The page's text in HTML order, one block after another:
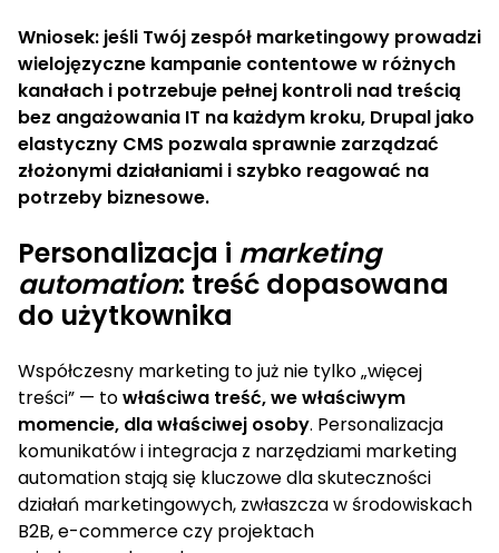
Wniosek: jeśli Twój zespół marketingowy prowadzi
wielojęzyczne kampanie contentowe w różnych
kanałach i potrzebuje pełnej kontroli nad treścią
bez angażowania IT na każdym kroku, Drupal jako
elastyczny CMS pozwala sprawnie zarządzać
złożonymi działaniami i szybko reagować na
potrzeby biznesowe.
Personalizacja i marketing
automation: treść dopasowana
do użytkownika
Współczesny marketing to już nie tylko „więcej
treści” — towłaściwa treść, we właściwym
momencie, dla właściwej osoby. Personalizacja
komunikatów i integracja z narzędziami marketing
automation stają się kluczowe dla skuteczności
działań marketingowych, zwłaszcza w środowiskach
B2B, e-commerce czy projektach